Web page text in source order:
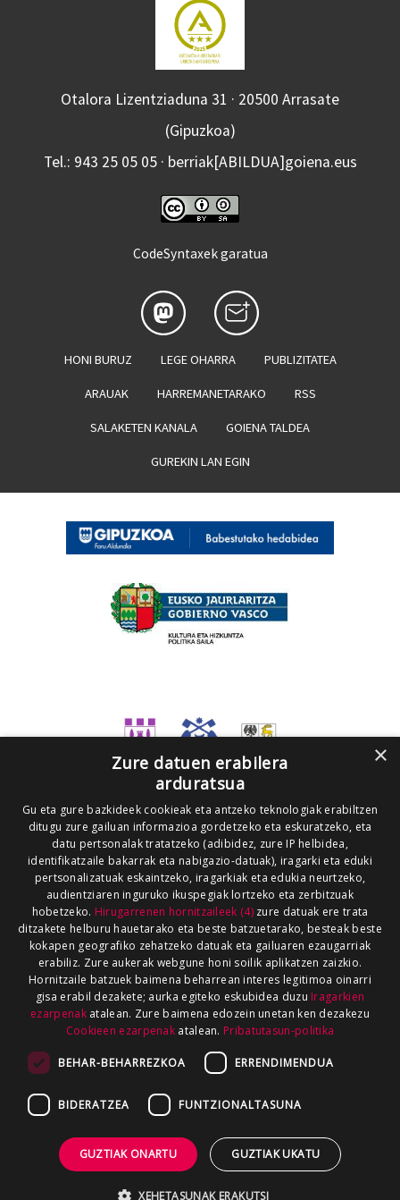
Otalora Lizentziaduna 31 · 20500 Arrasate
(Gipuzkoa)
Tel.: 943 25 05 05 · berriak[ABILDUA]goiena.eus
CodeSyntaxek garatua
HONI BURUZ LEGE OHARRA PUBLIZITATEA
ARAUAK HARREMANETARAKO RSS
SALAKETEN KANALA GOIENA TALDEA
GUREKIN LAN EGIN
×
Zure datuen erabilera
arduratsua
Gu eta gure bazkideek cookieak eta antzeko teknologiak erabiltzen
ditugu zure gailuan informazioa gordetzeko eta eskuratzeko, eta
datu pertsonalak tratatzeko (adibidez, zure IP helbidea,
identifikatzaile bakarrak eta nabigazio-datuak), iragarki eta eduki
pertsonalizatuak eskaintzeko, iragarkiak eta edukia neurtzeko,
audientziaren inguruko ikuspegiak lortzeko eta zerbitzuak
hobetzeko. Hirugarrenen hornitzaileek (4)zure datuak ere trata
ditzakete helburu hauetarako eta beste batzuetarako, besteak beste
kokapen geografiko zehatzeko datuak eta gailuaren ezaugarriak
erabiliz. Zure aukerak webgune honi soilik aplikatzen zaizkio.
Hornitzaile batzuek baimena beharrean interes legitimoa oinarri
gisa erabil dezakete; aurka egiteko eskubidea duzu Iragarkien
ezarpenakatalean. Zure baimena edozein unetan ken dezakezu
Cookieen ezarpenak atalean. Pribatutasun-politika
BEHAR-BEHARREZKOA ERRENDIMENDUA
BIDERATZEA FUNTZIONALTASUNA
GUZTIAK ONARTU GUZTIAK UKATU
XEHETASUNAK ERAKUTSI